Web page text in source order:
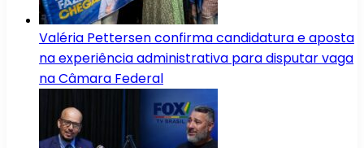
Valéria Pettersen confirma candidatura e aposta
na experiência administrativa para disputar vaga
na Câmara Federal